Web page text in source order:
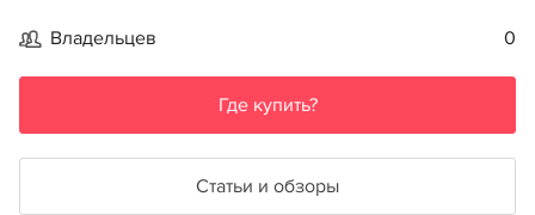
Владельцев 0
Где купить?
Статьи и обзоры